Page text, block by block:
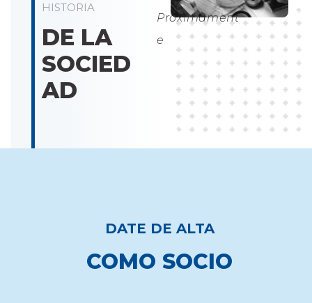
HISTORIA
DE LA
SOCIED
AD
Proximament
e
DATE DE ALTA
COMO SOCIO